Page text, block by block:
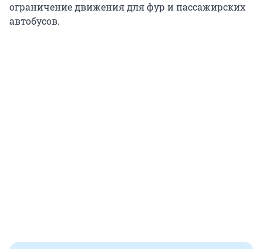
ограничение движения для фур и пассажирских
автобусов.